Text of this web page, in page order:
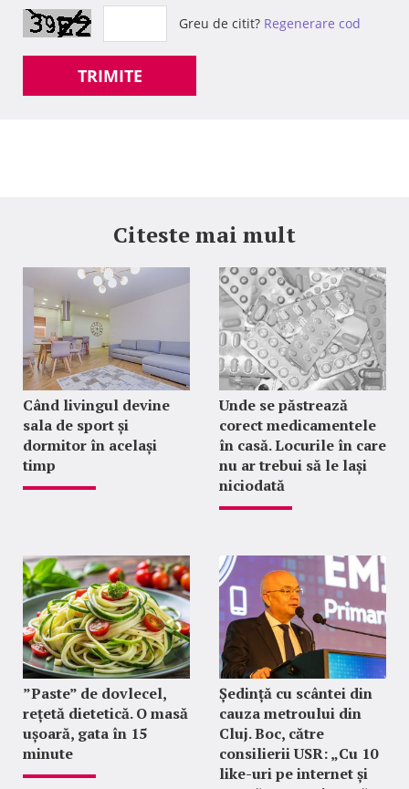
Greu de citit? Regenerare cod
TRIMITE
Citeste mai mult
Când livingul devine
sala de sport și
dormitor în același
timp
Unde se păstrează
corect medicamentele
în casă. Locurile în care
nu ar trebui să le lași
niciodată
”Paste” de dovlecel,
rețetă dietetică. O masă
ușoară, gata în 15
minute
Ședință cu scântei din
cauza metroului din
Cluj. Boc, către
consilierii USR: „Cu 10
like-uri pe internet și